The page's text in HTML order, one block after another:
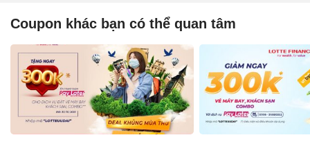
Coupon khác bạn có thể quan tâm